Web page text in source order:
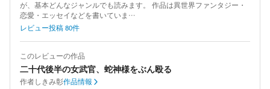
が、基本どんなジャンルでも読みます。 作品は異世界ファンタジー・
恋愛・エッセイなどを書いていま…
レビュー投稿80件
このレビューの作品
二十代後半の女武官、蛇神様をぶん殴る
作者しきみ彰作品情報